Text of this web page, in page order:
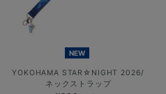
NEW
YOKOHAMA STAR☆NIGHT 2026/
ネックストラップ